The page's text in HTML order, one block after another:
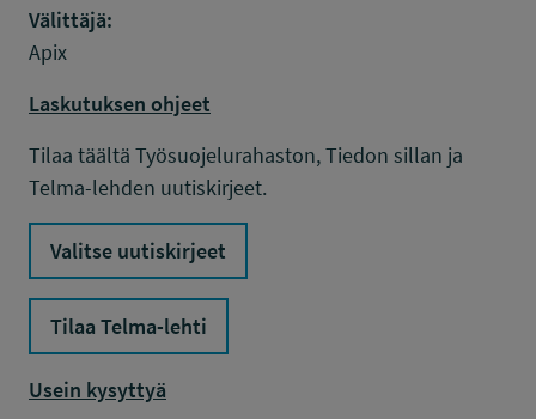
Välittäjä:
Apix
Laskutuksen ohjeet
Tilaa täältä Työsuojelurahaston, Tiedon sillan ja
Telma-lehden uutiskirjeet.
Valitse uutiskirjeet
Tilaa Telma-lehti
Usein kysyttyä